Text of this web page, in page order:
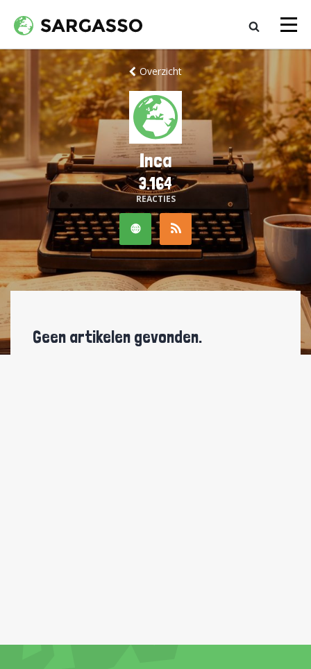
Overzicht
Inca
3.164
REACTIES
Geen artikelen gevonden.